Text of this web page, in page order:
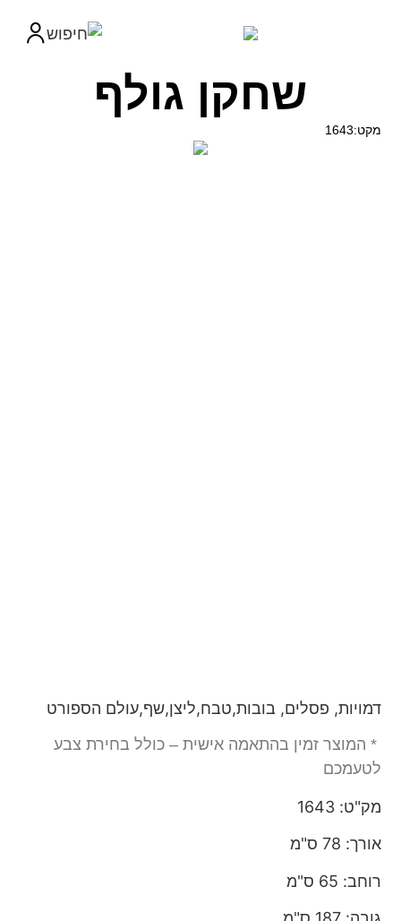
שחקן גולף
מקט:1643
דמויות, פסלים, בובות,טבח,ליצן,שף,עולם הספורט
* המוצר זמין בהתאמה אישית – כולל בחירת צבע
לטעמכם
מק"ט: 1643
אורך: 78 ס"מ
רוחב: 65 ס"מ